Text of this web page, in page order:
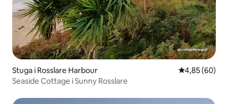
Stuga i Rosslare Harbour 4,85 av 5 i
4,85 (60)
Seaside Cottage i Sunny Rosslare